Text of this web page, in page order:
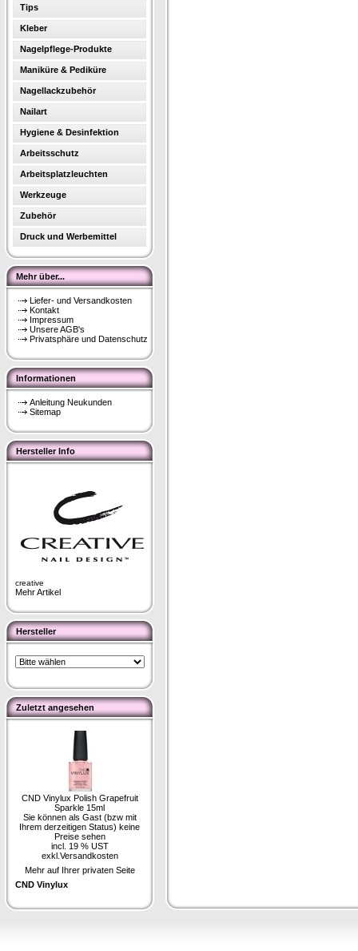
Tips
Kleber
Nagelpflege-Produkte
Maniküre & Pediküre
Nagellackzubehör
Nailart
Hygiene & Desinfektion
Arbeitsschutz
Arbeitsplatzleuchten
Werkzeuge
Zubehör
Druck und Werbemittel
Mehr über...
Liefer- und Versandkosten
Kontakt
Impressum
Unsere AGB's
Privatsphäre und Datenschutz
Informationen
Anleitung Neukunden
Sitemap
Hersteller Info
creative
Mehr Artikel
Hersteller
Zuletzt angesehen
CND Vinylux Polish Grapefruit
Sparkle 15ml
Sie können als Gast (bzw mit
Ihrem derzeitigen Status) keine
Preise sehen
incl. 19 % UST
exkl. Versandkosten
Mehr auf Ihrer privaten Seite
CND Vinylux